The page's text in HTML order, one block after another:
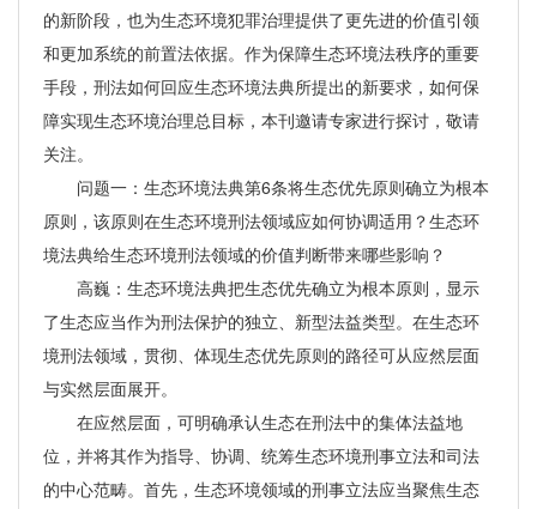
的新阶段，也为生态环境犯罪治理提供了更先进的价值引领
和更加系统的前置法依据。作为保障生态环境法秩序的重要
手段，刑法如何回应生态环境法典所提出的新要求，如何保
障实现生态环境治理总目标，本刊邀请专家进行探讨，敬请
关注。
问题一：生态环境法典第6条将生态优先原则确立为根本
原则，该原则在生态环境刑法领域应如何协调适用？生态环
境法典给生态环境刑法领域的价值判断带来哪些影响？
高巍：生态环境法典把生态优先确立为根本原则，显示
了生态应当作为刑法保护的独立、新型法益类型。在生态环
境刑法领域，贯彻、体现生态优先原则的路径可从应然层面
与实然层面展开。
在应然层面，可明确承认生态在刑法中的集体法益地
位，并将其作为指导、协调、统筹生态环境刑事立法和司法
的中心范畴。首先，生态环境领域的刑事立法应当聚焦生态